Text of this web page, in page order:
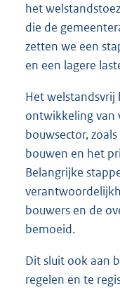
het
die de
zetten we een
en een lagere
Het
ontwikkeling van
bouwsector,
bouwen en het
Belangrijke
bouwers en de
bemoeid.
Dit sluit ook aan
regelen en te